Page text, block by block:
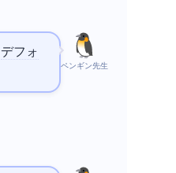
ペンギン先生
デフォ